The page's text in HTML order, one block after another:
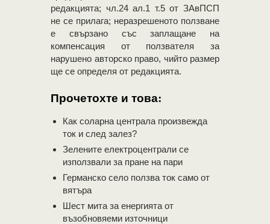
редакцията; чл.24 ал.1 т.5 от ЗАвПСП
не се прилага; неразрешеното ползване
е свързано със заплащане на
компенсация от ползвателя за
нарушено авторско право, чийто размер
ще се определя от редакцията.
Прочетохте и това:
Как соларна централа произвежда
ток и след залез?
Зелените електроцентрали се
използвали за пране на пари
Германско село ползва ток само от
вятъра
Шест мита за енергията от
възобновяеми източници